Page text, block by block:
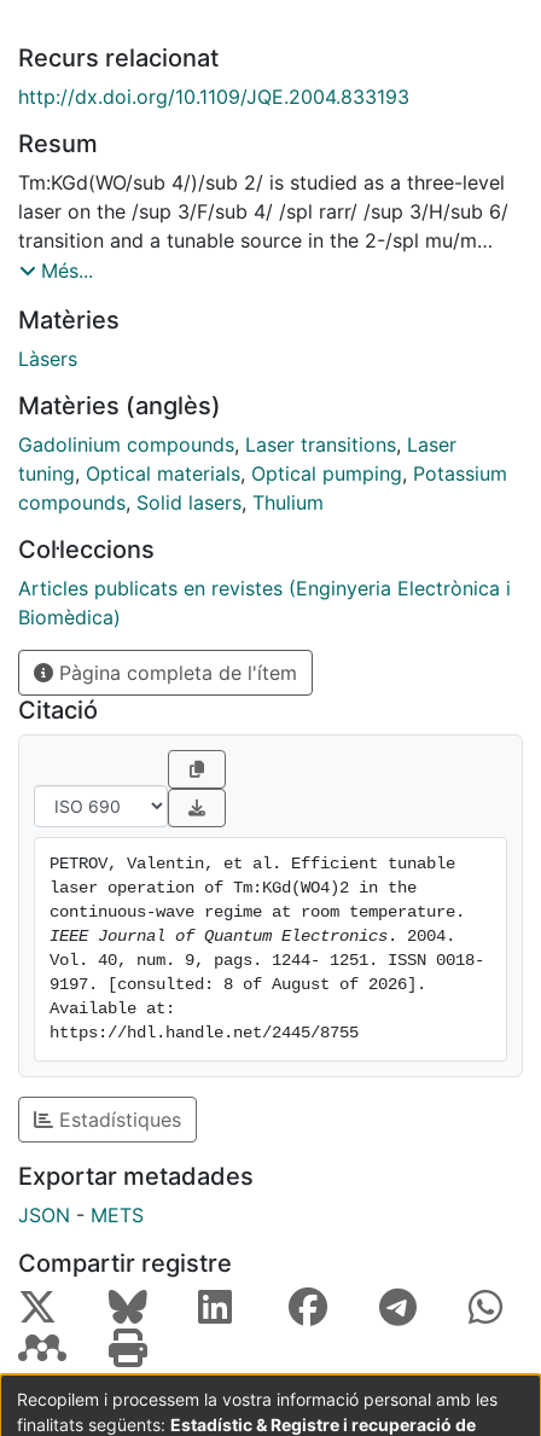
Recurs relacionat
http://dx.doi.org/10.1109/JQE.2004.833193
Resum
Tm:KGd(WO/sub 4/)/sub 2/ is studied as a three-level
laser on the /sup 3/F/sub 4/ /spl rarr/ /sup 3/H/sub 6/
transition and a tunable source in the 2-/spl mu/m
spectral range, operating at room temperature. An
achieved with maximum output powers of 400 mW for
an absorbed pump power of 1 W. Various doping
configurations are compared and the advantages of
the monoclinic double tungstates over other Tm-hosts
are outlined.
Més...
Matèries
Làsers
Matèries (anglès)
Gadolinium compounds, Laser transitions, Laser
tuning, Optical materials, Optical pumping, Potassium
compounds, Solid lasers, Thulium
Col·leccions
Articles publicats en revistes (Enginyeria Electrònica i
Biomèdica)
Pàgina completa de l'ítem
Citació
PETROV, Valentin, et al. Efficient tunable
laser operation of Tm:KGd(WO4)2 in the
IEEE Journal of Quantum Electronics . 2004.
Vol. 40, num. 9, pags. 1244- 1251. ISSN 0018-
9197. [consulted: 8 of August of 2026].
Available at:
https://hdl.handle.net/2445/8755
Estadístiques
Exportar metadades
JSON - METS
Compartir registre
Coordinació:CRAI UB Avís legal Metadades
Recopilem i processem la vostra informació personal amb les
finalitats següents: Estadístic & Registre i recuperació de